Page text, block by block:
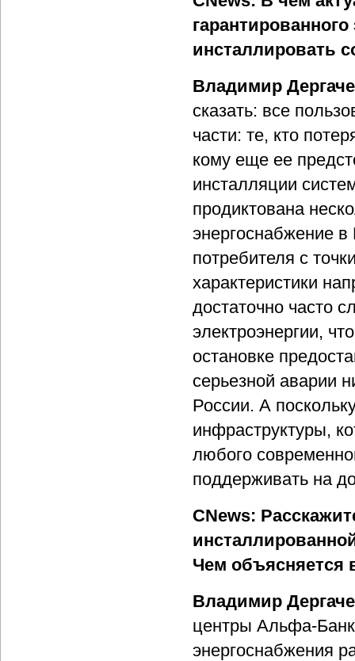
инсталлировать
Владимир
сказать: все
части: те, кто
кому еще ее
инсталляции
продиктована
энергоснабжение в
потребителя с
характеристики
достаточно часто
электроэнергии,
остановке
серьезной аварии
России. А
инфраструктуры,
любого
поддерживать на
CNews:
Чем объясняется
Владимир
центры Альфа-
энергоснабжения